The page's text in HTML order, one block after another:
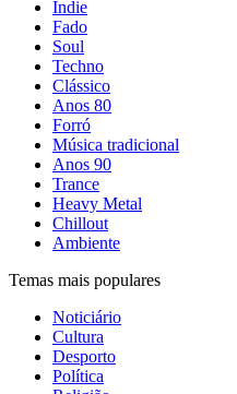
Indie
Fado
Soul
Techno
Clássico
Anos 80
Forró
Música tradicional
Anos 90
Trance
Heavy Metal
Chillout
Ambiente
Temas mais populares
Noticiário
Cultura
Desporto
Política